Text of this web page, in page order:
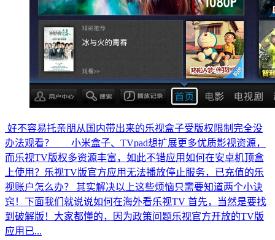
好不容易托亲朋从国内带出来的乐视盒子受版权限制完全没
办法观看？ 小米盒子、TVpad想扩展更多优质影视资源，
而乐视TV版权多资源丰富，如此不错应用如何在安卓机顶盒
上使用？乐视TV版官方应用无法播放停止服务，已充值的乐
视账户怎么办？ 其实解决以上这些烦恼只需要知道两个小诀
窍！下面我们就说说如何在海外看乐视TV 首先，当然是要找
到破解版！大家都懂的，因为政策问题乐视官方开放的TV版
应用已...